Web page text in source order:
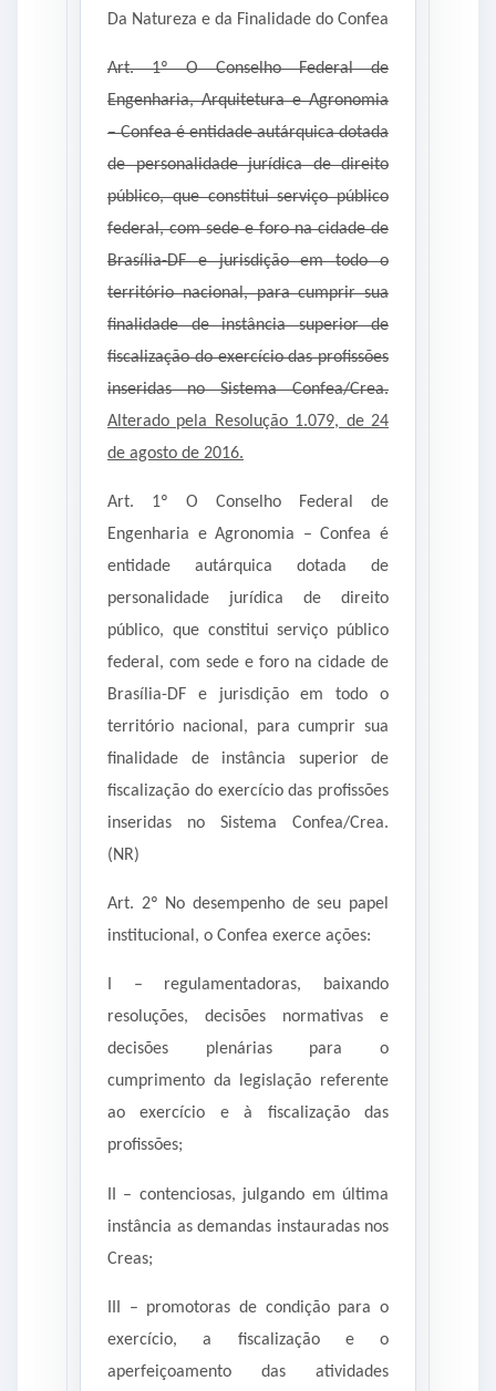
Da Natureza e da Finalidade do Confea
Art. 1º O Conselho Federal de
Engenharia, Arquitetura e Agronomia
– Confea é entidade autárquica dotada
de personalidade jurídica de direito
público, que constitui serviço público
federal, com sede e foro na cidade de
Brasília-DF e jurisdição em todo o
território nacional, para cumprir sua
finalidade de instância superior de
fiscalização do exercício das profissões
inseridas no Sistema Confea/Crea.
Alterado pela Resolução 1.079, de 24
de agosto de 2016.
Art. 1º O Conselho Federal de
Engenharia e Agronomia – Confea é
entidade autárquica dotada de
personalidade jurídica de direito
público, que constitui serviço público
federal, com sede e foro na cidade de
Brasília-DF e jurisdição em todo o
território nacional, para cumprir sua
finalidade de instância superior de
fiscalização do exercício das profissões
inseridas no Sistema Confea/Crea.
(NR)
Art. 2º No desempenho de seu papel
institucional, o Confea exerce ações:
I – regulamentadoras, baixando
resoluções, decisões normativas e
decisões plenárias para o
cumprimento da legislação referente
ao exercício e à fiscalização das
profissões;
II – contenciosas, julgando em última
instância as demandas instauradas nos
Creas;
III – promotoras de condição para o
exercício, a fiscalização e o
aperfeiçoamento das atividades